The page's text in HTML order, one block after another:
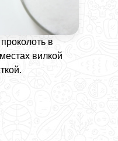
в
вилкой